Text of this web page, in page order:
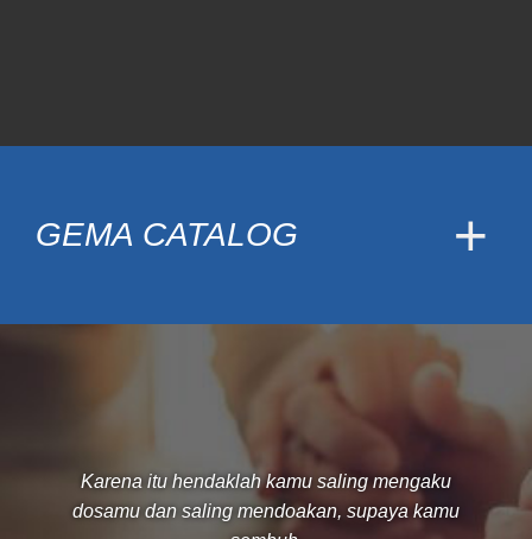
GEMA CATALOG
Karena itu hendaklah kamu saling mengaku
dosamu dan saling mendoakan, supaya kamu